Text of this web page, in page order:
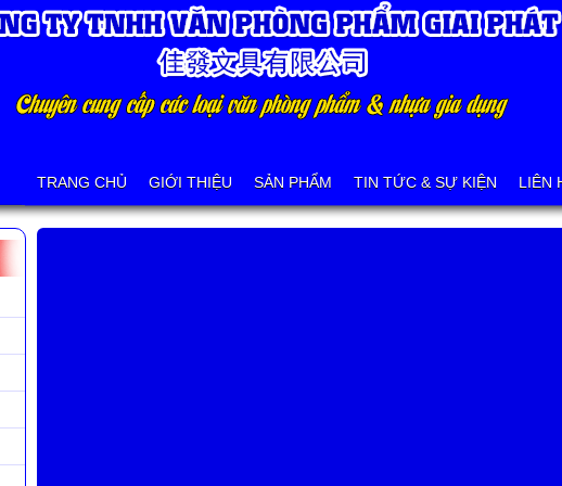
TRANG CHỦ GIỚI THIỆU SẢN PHẨM TIN TỨC & SỰ KIỆN LIÊN